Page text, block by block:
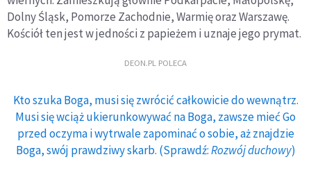
Dolny Śląsk, Pomorze Zachodnie, Warmię oraz Warszawę.
Kościół ten jest w jedności z papieżem i uznaje jego prymat.
DEON.PL POLECA
Kto szuka Boga, musi się zwrócić całkowicie do wewnątrz.
Musi się wciąż ukierunkowywać na Boga, zawsze mieć Go
przed oczyma i wytrwale zapominać o sobie, aż znajdzie
Boga, swój prawdziwy skarb. (Sprawdź:Rozwój duchowy)